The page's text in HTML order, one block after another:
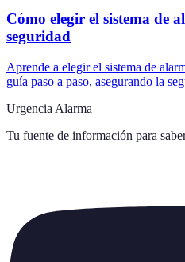
Cómo elegir el sistema de
seguridad
Aprende a elegir el sistema de
guía paso a paso, asegurando la
Urgencia Alarma
Tu fuente de información para